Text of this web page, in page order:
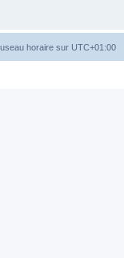
horaire sur UTC+01:00